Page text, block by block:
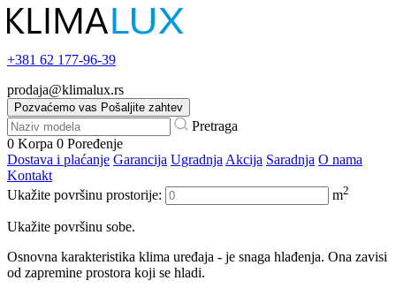
+381 62 177-96-39
prodaja@klimalux.rs
Pozvaćemo vas Pošaljite zahtev
Pretraga
0 Korpa 0 Poređenje
Dostava i plaćanje Garancija Ugradnja Akcija Saradnja O nama
Kontakt
Ukažite površinu prostorije:
m2
Ukažite površinu sobe.
Osnovna karakteristika klima uređaja - je snaga hlađenja. Ona zavisi
od zapremine prostora koji se hladi.